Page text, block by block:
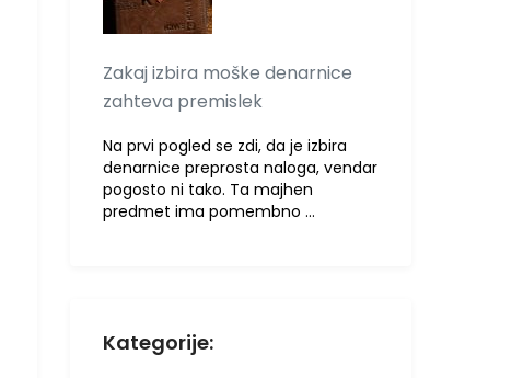
Zakaj izbira moške denarnice
zahteva premislek
Na prvi pogled se zdi, da je izbira
denarnice preprosta naloga, vendar
pogosto ni tako. Ta majhen
predmet ima pomembno …
Kategorije: